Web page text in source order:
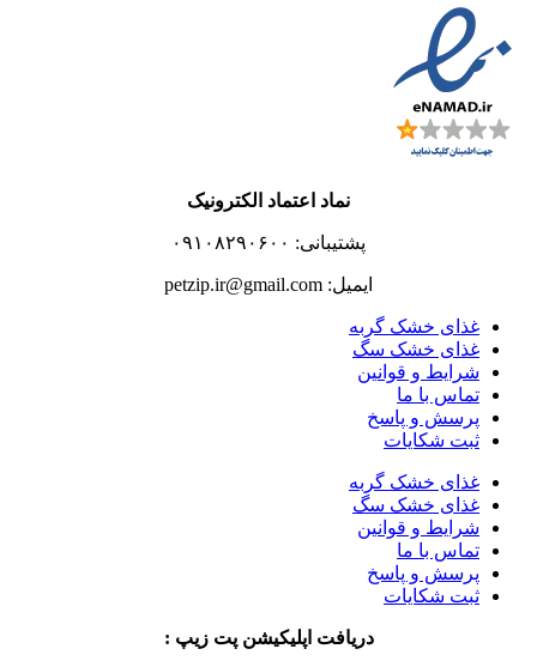
نماد اعتماد الکترونیک
پشتیبانی: ۰۹۱۰۸۲۹۰۶۰۰
ایمیل: petzip.ir@gmail.com
غذای خشک گربه
غذای خشک سگ
شرایط و قوانین
تماس با ما
پرسش و پاسخ
ثبت شکایات
غذای خشک گربه
غذای خشک سگ
شرایط و قوانین
تماس با ما
پرسش و پاسخ
ثبت شکایات
دریافت اپلیکیشن پت زیپ :